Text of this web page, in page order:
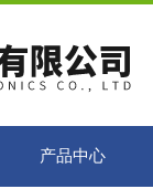
产品中心